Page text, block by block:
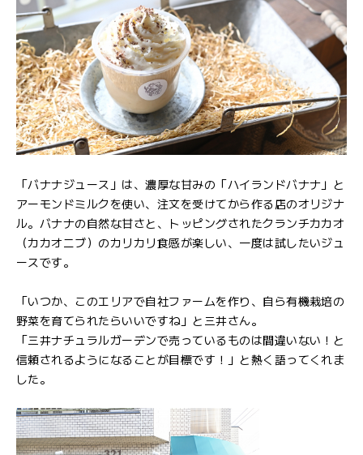
「バナナジュース」は、濃厚な甘みの「ハイランドバナナ」と
アーモンドミルクを使い、注文を受けてから作る店のオリジナ
ル。バナナの自然な甘さと、トッピングされたクランチカカオ
（カカオニブ）のカリカリ食感が楽しい、一度は試したいジュ
ースです。
「いつか、このエリアで自社ファームを作り、自ら有機栽培の
野菜を育てられたらいいですね」と三井さん。
「三井ナチュラルガーデンで売っているものは間違いない！と
信頼されるようになることが目標です！」と熱く語ってくれま
した。